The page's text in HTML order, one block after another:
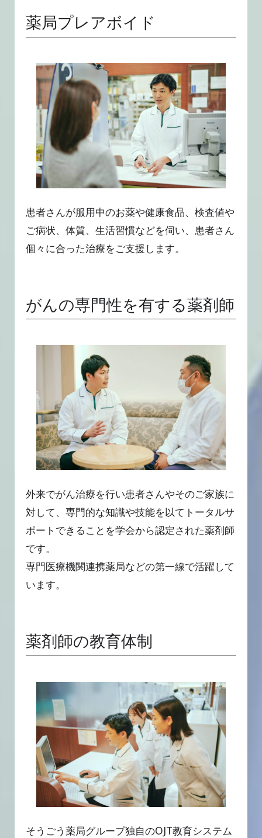
薬局プレアボイド
患者さんが服用中のお薬や健康食品、検査値や
ご病状、体質、生活習慣などを伺い、患者さん
個々に合った治療をご支援します。
がんの専門性を有する薬剤師
外来でがん治療を行い患者さんやそのご家族に
対して、専門的な知識や技能を以てトータルサ
ポートできることを学会から認定された薬剤師
です。
専門医療機関連携薬局などの第一線で活躍して
います。
薬剤師の教育体制
そうごう薬局グループ独自のOJT教育システム
PAGE TOP